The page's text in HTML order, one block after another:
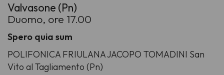
Valvasone (Pn)
Duomo, ore 17.00
Spero quia sum
POLIFONICA FRIULANA JACOPO TOMADINI San
Vito al Tagliamento (Pn)